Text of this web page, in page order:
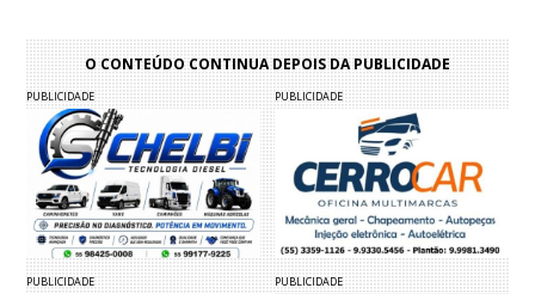
O CONTEÚDO CONTINUA DEPOIS DA PUBLICIDADE
PUBLICIDADE PUBLICIDADE
PUBLICIDADE PUBLICIDADE